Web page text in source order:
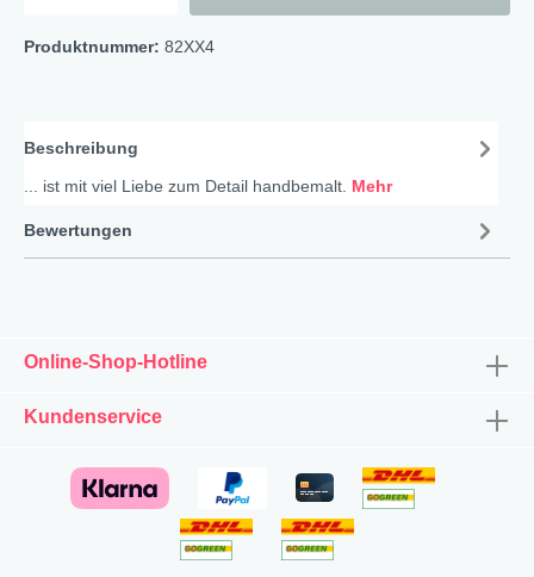
Produktnummer: 82XX4
Beschreibung
... ist mit viel Liebe zum Detail handbemalt. Mehr
Bewertungen
Online-Shop-Hotline
Kundenservice